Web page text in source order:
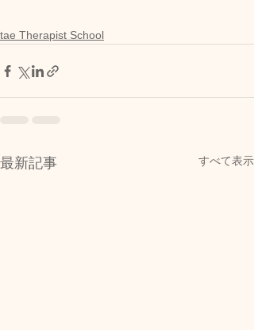
tae Therapist School
最新記事 すべて表示